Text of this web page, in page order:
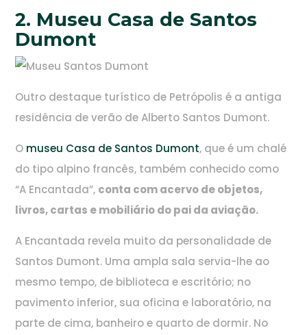
2. Museu Casa de Santos
Dumont
Outro destaque turístico de Petrópolis é a antiga
residência de verão de Alberto Santos Dumont.
O museu Casa de Santos Dumont, que é um chalé
do tipo alpino francês, também conhecido como
“A Encantada”, conta com acervo de objetos,
livros, cartas e mobiliário do pai da aviação.
A Encantada revela muito da personalidade de
Santos Dumont. Uma ampla sala servia-lhe ao
mesmo tempo, de biblioteca e escritório; no
pavimento inferior, sua oficina e laboratório, na
parte de cima, banheiro e quarto de dormir. No